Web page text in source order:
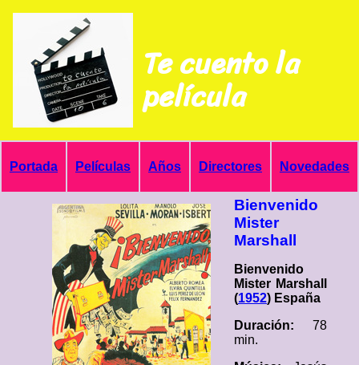
Te cuento la
película
Portada Películas Años Directores Novedades
Bienvenido
Mister
Marshall
Bienvenido
Mister Marshall
(1952) España
Duración: 78
min.